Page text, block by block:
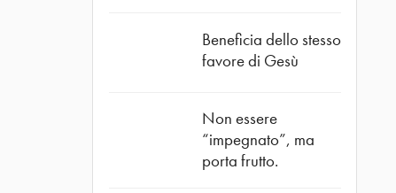
Beneficia dello stesso
favore di Gesù
Non essere
“impegnato”, ma
porta frutto.